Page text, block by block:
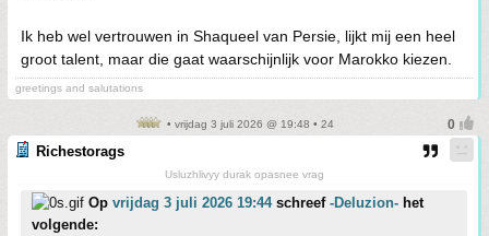
Ik heb wel vertrouwen in Shaqueel van Persie, lijkt mij een heel
groot talent, maar die gaat waarschijnlijk voor Marokko kiezen.
greetings and salutations
• vrijdag 3 juli 2026 @ 19:48 • 24
Richestorags
Usluzhlivyy durak opasnee vrag
Op vrijdag 3 juli 2026 19:44schreef -Deluzion- het
volgende: